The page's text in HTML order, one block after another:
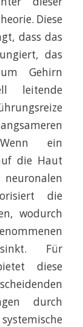
Diese
dass das
das
Gehirn
leitende
ein
die Haut
die
wodurch
sinkt. Für
diese
durch